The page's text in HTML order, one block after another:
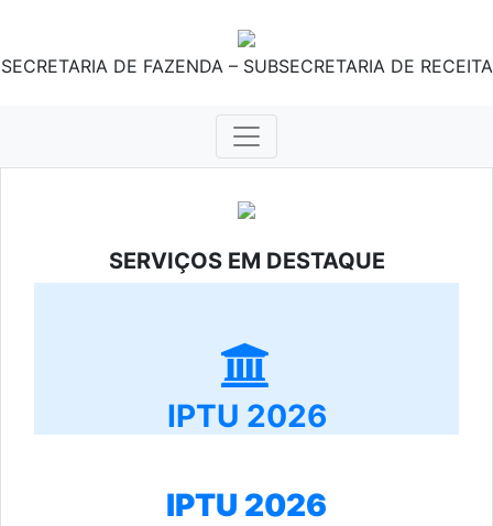
SECRETARIA DE FAZENDA – SUBSECRETARIA DE RECEITA
SERVIÇOS EM DESTAQUE
IPTU 2026
IPTU 2026